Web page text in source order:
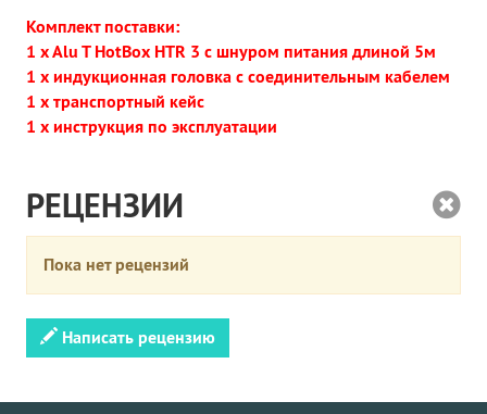
Комплект поставки:
1 x Alu T HotBox HTR 3 с шнуром питания длиной 5м
1 x индукционная головка с соединительным кабелем
1 x транспортный кейс
1 x инструкция по эксплуатации
РЕЦЕНЗИИ
Пока нет рецензий
Написать рецензию